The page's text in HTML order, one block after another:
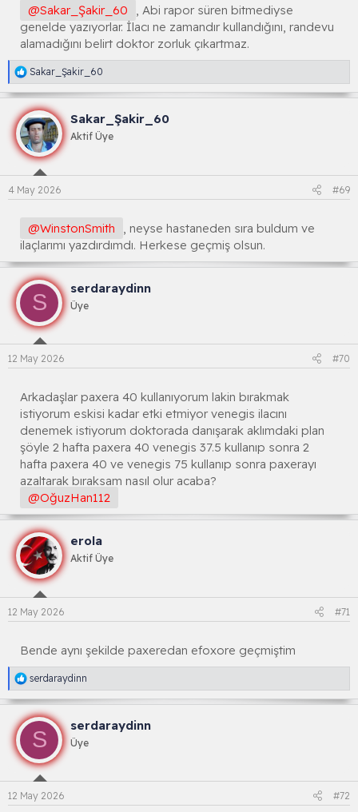
:
@Sakar_Şakir_60
, Abi rapor süren bitmediyse
genelde yazıyorlar. İlacı ne zamandır kullandığını, randevu
alamadığını belirt doktor zorluk çıkartmaz.
R
e
a
k
s
i
y
o
n
l
a
:
Sakar_Şakir_60
Sakar_Şakir_60
Aktif Üye
4 May 2026 #69
@WinstonSmith
, neyse hastaneden sıra buldum ve
ilaçlarımı yazdırdımdı. Herkese geçmiş olsun.
S
serdaraydinn
Üye
12 May 2026 #70
Arkadaşlar paxera 40 kullanıyorum lakin bırakmak
istiyorum eskisi kadar etki etmiyor venegis ilacını
denemek istiyorum doktorada danışarak aklımdaki plan
şöyle 2 hafta paxera 40 venegis 37.5 kullanıp sonra 2
hafta paxera 40 ve venegis 75 kullanıp sonra paxerayı
azaltarak bıraksam nasıl olur acaba?
@OğuzHan112
erola
Aktif Üye
12 May 2026 #71
Bende aynı şekilde paxeredan efoxore geçmiştim
R
e
a
k
s
y
o
n
l
a
serdaraydinn
S
serdaraydinn
Üye
12 May 2026 #72